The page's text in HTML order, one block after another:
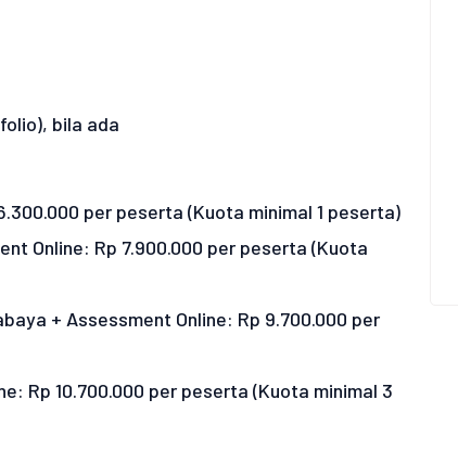
bila ada
per peserta (Kuota minimal 1 peserta)
Online: Rp 7.900.000 per peserta (Kuota
+ Assessment Online: Rp 9.700.000 per
Rp 10.700.000 per peserta (Kuota minimal 3